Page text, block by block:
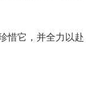
惜它，并全力以